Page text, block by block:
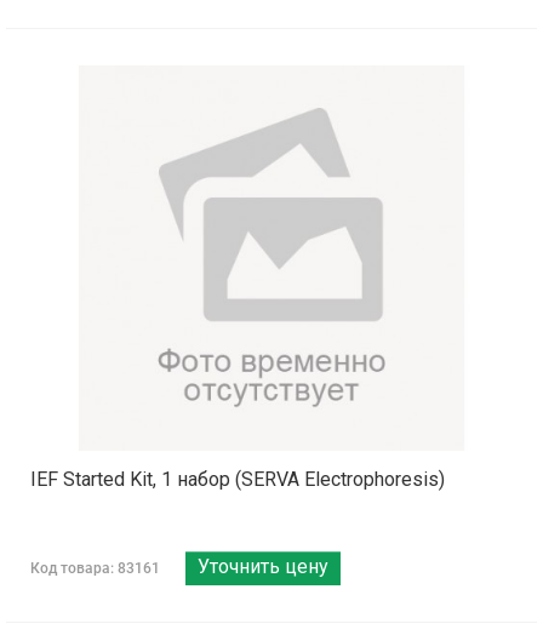
IEF Started Kit, 1 набор (SERVA Electrophoresis)
Код товара: 83161 Уточнить цену